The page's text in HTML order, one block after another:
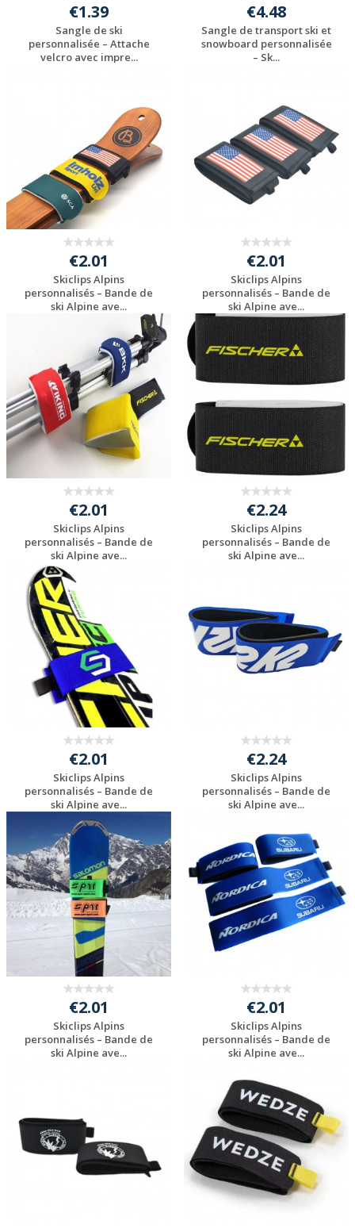
€1.39
Sangle de ski
personnalisée – Attache
velcro avec impre...
€4.48
Sangle de transport ski et
snowboard personnalisée
– Sk...
€2.01
Skiclips Alpins
personnalisés – Bande de
ski Alpine ave...
Personnaliser avec
votre logo
€2.01
Skiclips Alpins
personnalisés – Bande de
ski Alpine ave...
Personnaliser avec
votre logo
€2.01
Skiclips Alpins
personnalisés – Bande de
ski Alpine ave...
Personnaliser avec
votre logo
€2.24
Skiclips Alpins
personnalisés – Bande de
ski Alpine ave...
€2.01
Skiclips Alpins
personnalisés – Bande de
ski Alpine ave...
Personnaliser avec
votre logo
€2.24
Skiclips Alpins
personnalisés – Bande de
ski Alpine ave...
votre logo
€2.01
Skiclips Alpins
personnalisés – Bande de
ski Alpine ave...
€2.01
Skiclips Alpins
personnalisés – Bande de
ski Alpine ave...
Personnaliser avec
votre logo